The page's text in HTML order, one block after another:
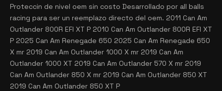
Proteccin de nivel oem sin costo Desarrollado por all balls
racing para ser un reemplazo directo del oem. 2011 Can Am
Outlander 800R EFI XT P 2010 Can Am Outlander 800R EFI XT
P 2025 Can Am Renegade 650 2025 Can Am Renegade 650
X mr 2019 Can Am Outlander 1000 X mr 2019 Can Am
Outlander 1000 XT 2019 Can Am Outlander 570 X mr 2019
Can Am Outlander 850 X mr 2019 Can Am Outlander 850 XT
2019 Can Am Outlander 850 XT P